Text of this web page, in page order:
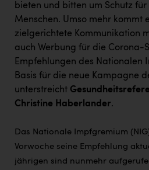
Smurfit Westrock Nettingsdorf
TGW Logistics
TRAILOMAT & Cycling Austria
VERITAS
Vorlagenportal
Wir besiegen Krebs
bieten und bitten um Schutz
Menschen. Umso mehr kommt
zielgerichtete Kommunikation
auch Werbung für die Corona-
Empfehlungen des Nationalen
Basis für die neue Kampagne
unterstreicht
Christine Haberlander.
Das Nationale Impfgremium
Vorwoche seine Empfehlung
jährigen sind nunmehr